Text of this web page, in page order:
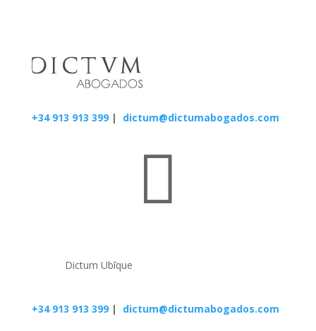
+34 913 913 399| dictum@dictumabogados.com

Dictum Ubīque
+34 913 913 399| dictum@dictumabogados.com